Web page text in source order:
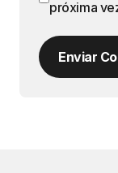
próxima
Enviar